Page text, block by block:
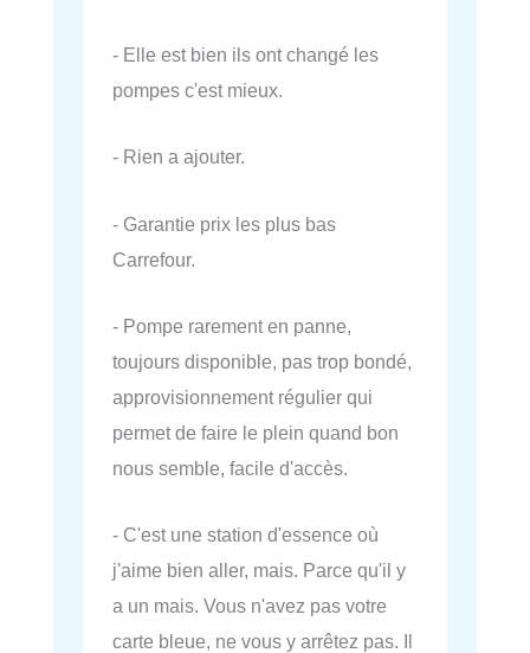
- Elle est bien ils ont changé les
pompes c'est mieux.
- Rien a ajouter.
- Garantie prix les plus bas
Carrefour.
- Pompe rarement en panne,
toujours disponible, pas trop bondé,
approvisionnement régulier qui
permet de faire le plein quand bon
nous semble, facile d'accès.
- C'est une station d'essence où
j'aime bien aller, mais. Parce qu'il y
a un mais. Vous n'avez pas votre
carte bleue, ne vous y arrêtez pas. Il